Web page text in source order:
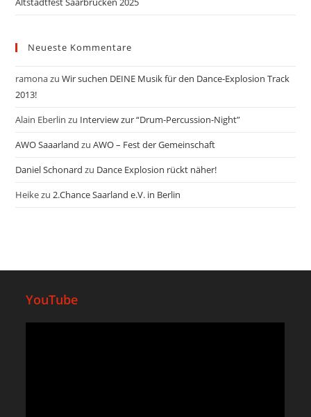
Neueste Kommentare
ramonazuWir suchen DEINE Musik für den Dance-Explosion Track
2013!
Alain Eberlin zu Interview zur “Drum-Percussion-Night”
AWO Saaarland zuAWO – Fest der Gemeinschaft
Daniel Schonard zu Dance Explosion rückt näher!
Heikezu2.Chance Saarland e.V. in Berlin
YouTube